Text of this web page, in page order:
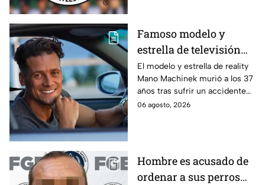
Famoso modelo y
estrella de televisión
muere tras estrellarse
mientras grababa un
comercial con un auto
de lujo
El modelo y estrella de reality
Mano Machinek murió a los 37
años tras sufrir un accidente
mientras grababa un comercial
06 agosto, 2026
Hombre es acusado de
ordenar a sus perros